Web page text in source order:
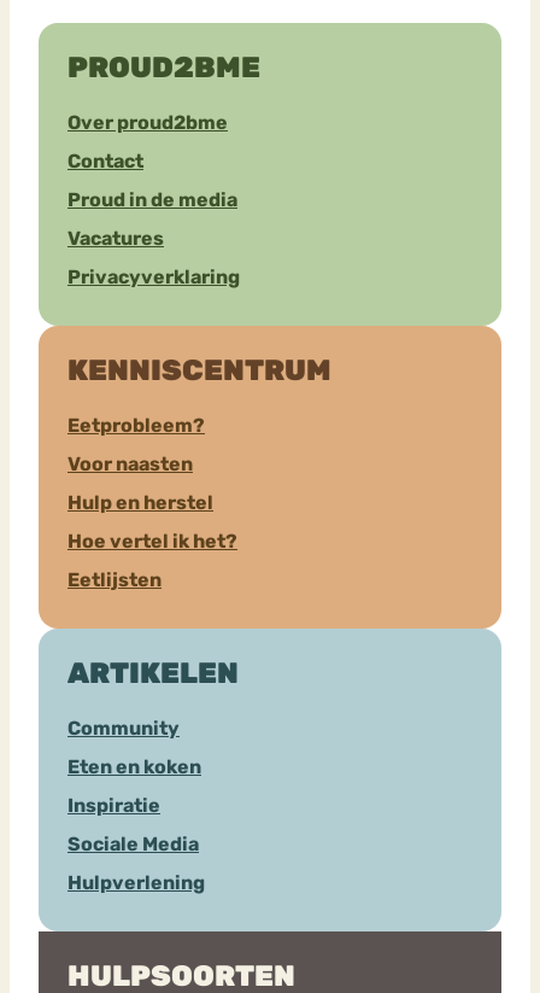
PROUD2BME
Over proud2bme
Contact
Proud in de media
Vacatures
Privacyverklaring
KENNISCENTRUM
Eetprobleem?
Voor naasten
Hulp en herstel
Hoe vertel ik het?
Eetlijsten
ARTIKELEN
Community
Eten en koken
Inspiratie
Sociale Media
Hulpverlening
HULPSOORTEN